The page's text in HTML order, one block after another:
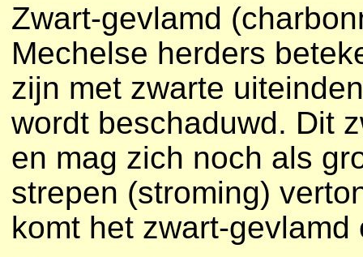
Zwart-gevlamd
Mechelse herders
zijn met zwarte
wordt beschaduwd. Dit
en mag zich noch als
strepen (stroming)
komt het zwart-